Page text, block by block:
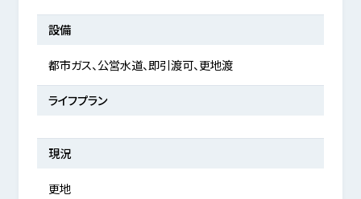
設備
都市ガス、公営水道、即引渡可、更地渡
ライフプラン
現況
更地